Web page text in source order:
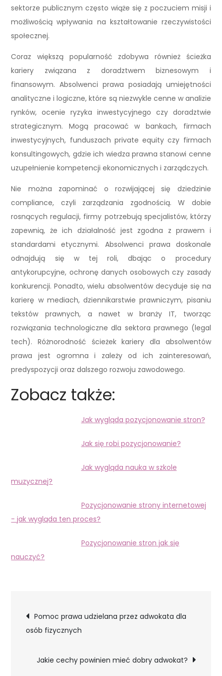
sektorze publicznym często wiąże się z poczuciem misji i
możliwością wpływania na kształtowanie rzeczywistości
społecznej.
Coraz większą popularność zdobywa również ścieżka
kariery związana z doradztwem biznesowym i
finansowym. Absolwenci prawa posiadają umiejętności
analityczne i logiczne, które są niezwykle cenne w analizie
rynków, ocenie ryzyka inwestycyjnego czy doradztwie
strategicznym. Mogą pracować w bankach, firmach
inwestycyjnych, funduszach private equity czy firmach
konsultingowych, gdzie ich wiedza prawna stanowi cenne
uzupełnienie kompetencji ekonomicznych i zarządczych.
Nie można zapominać o rozwijającej się dziedzinie
compliance, czyli zarządzania zgodnością. W dobie
rosnących regulacji, firmy potrzebują specjalistów, którzy
zapewnią, że ich działalność jest zgodna z prawem i
standardami etycznymi. Absolwenci prawa doskonale
odnajdują się w tej roli, dbając o procedury
antykorupcyjne, ochronę danych osobowych czy zasady
konkurencji. Ponadto, wielu absolwentów decyduje się na
karierę w mediach, dziennikarstwie prawniczym, pisaniu
tekstów prawnych, a nawet w branży IT, tworząc
rozwiązania technologiczne dla sektora prawnego (legal
tech). Różnorodność ścieżek kariery dla absolwentów
prawa jest ogromna i zależy od ich zainteresowań,
predyspozycji oraz dalszego rozwoju zawodowego.
Zobacz także:
Jak wygląda pozycjonowanie stron?
Jak się robi pozycjonowanie?
Jak wygląda nauka w szkole
muzycznej?
Pozycjonowanie strony internetowej
- jak wygląda ten proces?
Pozycjonowanie stron jak się
nauczyć?
Nawigacja
wpisu
Pomoc prawa udzielana przez adwokata dla
osób fizycznych
Jakie cechy powinien mieć dobry adwokat?